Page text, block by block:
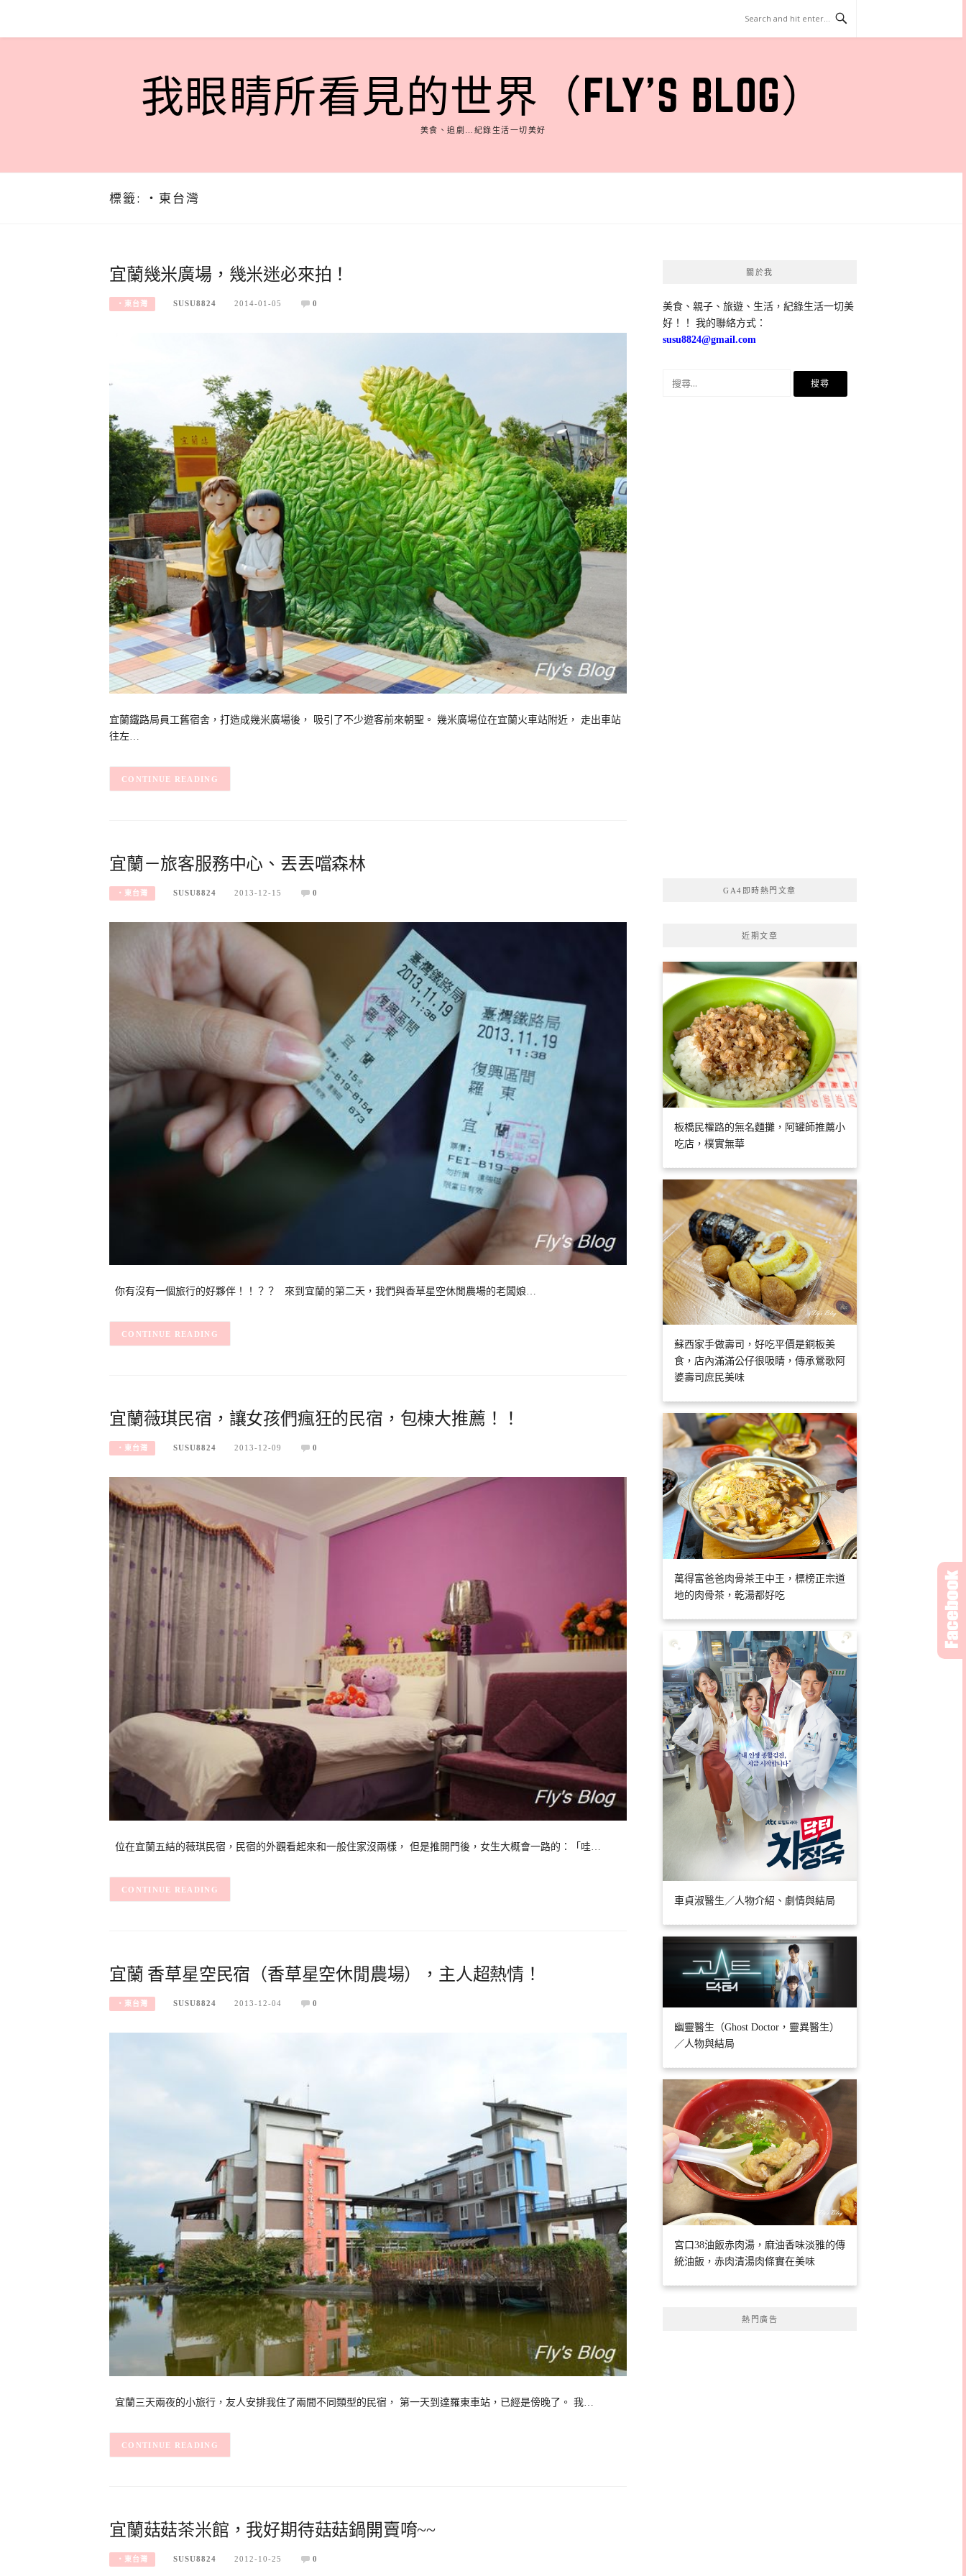
content
我眼睛所看見的世界（FLY'S BLOG）
美食、追劇…紀錄生活一切美好
標籤: ‧東台灣
宜蘭幾米廣場，幾米迷必來拍！
‧東台灣 SUSU8824 2014-01-05 0
宜蘭鐵路局員工舊宿舍，打造成幾米廣場後， 吸引了不少遊客前來朝聖。 幾米廣場位在宜蘭火車站附近， 走出車站
往左…
CONTINUE READING
宜蘭－旅客服務中心、丟丟噹森林
‧東台灣 SUSU8824 2013-12-15 0
你有沒有一個旅行的好夥伴！！？？ 來到宜蘭的第二天，我們與香草星空休閒農場的老闆娘…
CONTINUE READING
宜蘭薇琪民宿，讓女孩們瘋狂的民宿，包棟大推薦！！
‧東台灣 SUSU8824 2013-12-09 0
位在宜蘭五結的薇琪民宿，民宿的外觀看起來和一般住家沒兩樣， 但是推開門後，女生大概會一路的：「哇…
CONTINUE READING
宜蘭 香草星空民宿（香草星空休閒農場），主人超熱情！
‧東台灣 SUSU8824 2013-12-04 0
宜蘭三天兩夜的小旅行，友人安排我住了兩間不同類型的民宿， 第一天到達羅東車站，已經是傍晚了。 我…
CONTINUE READING
宜蘭菇菇茶米館，我好期待菇菇鍋開賣唷~~
‧東台灣 SUSU8824 2012-10-25 0
關於我
美食、親子、旅遊、生活，紀錄生活一切美
好！！ 我的聯絡方式：
susu8824@gmail.com
GA4即時熱門文章
近期文章
板橋民權路的無名麵攤，阿罐師推薦小
吃店，樸實無華
蘇西家手做壽司，好吃平價是銅板美
食，店內滿滿公仔很吸睛，傳承鶯歌阿
婆壽司庶民美味
萬得富爸爸肉骨茶王中王，標榜正宗道
地的肉骨茶，乾湯都好吃
車貞淑醫生／人物介紹、劇情與結局
幽靈醫生（Ghost Doctor，靈異醫生）
／人物與結局
宮口38油飯赤肉湯，麻油香味淡雅的傳
統油飯，赤肉清湯肉條實在美味
熱門廣告